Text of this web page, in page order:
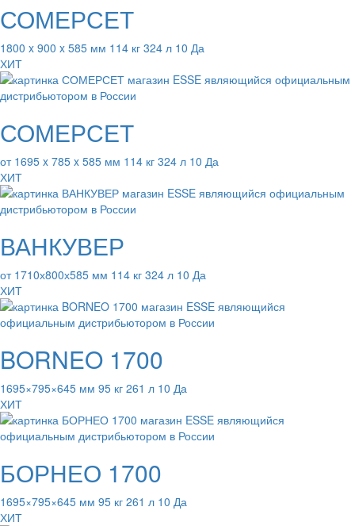
СОМЕРСЕТ
1800 x 900 x 585 мм 114 кг 324 л 10 Да
ХИТ
СОМЕРСЕТ
от 1695 x 785 x 585 мм 114 кг 324 л 10 Да
ХИТ
ВАНКУВЕР
от 1710х800х585 мм 114 кг 324 л 10 Да
ХИТ
BORNEO 1700
1695×795×645 мм 95 кг 261 л 10 Да
ХИТ
БОРНЕО 1700
1695×795×645 мм 95 кг 261 л 10 Да
ХИТ